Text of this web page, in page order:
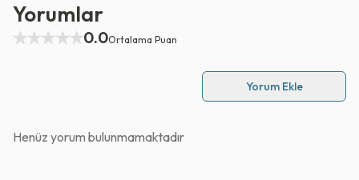
Yorumlar
0.0Ortalama Puan
Yorum Ekle
Henüz yorum bulunmamaktadır